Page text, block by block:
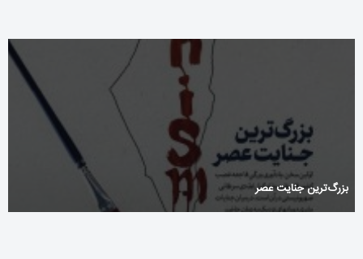
بزرگ‌ترین جنایت عصر